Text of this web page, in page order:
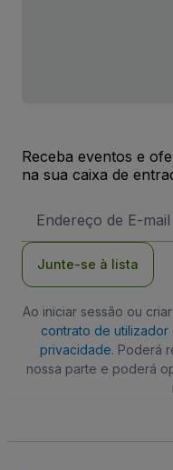
Receba eventos e
na sua caixa de
de
Junte-se à lista
Ao iniciar sessão ou
contrato de utilizador
privacidade. Poderá
nossa parte e poderá